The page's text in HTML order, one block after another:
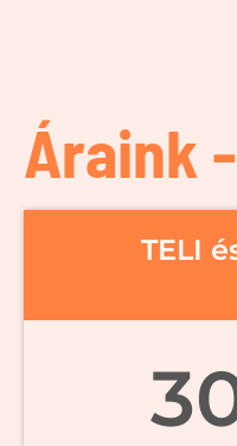
Áraink
TELI